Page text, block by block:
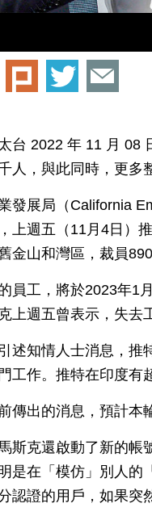
太台 2022 年 11 月
人，與此同時，更多
發展局（California
上週五（11月4日）
金山和灣區，裁員
員工，將於2023年1
上週五曾表示，失去
述知情人士消息，推
工作。推特在印度有
傳出的消息，預計本
斯克還啟動了新的帳
是在「模仿」別人的
認證的用戶，如果突